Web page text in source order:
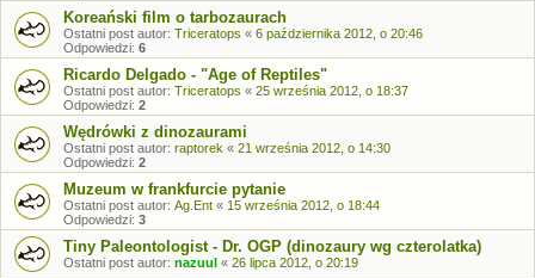
Koreański film o tarbozaurach
Ostatni post autor: Triceratops « 6 października 2012, o 20:46
Odpowiedzi: 6
Ricardo Delgado - "Age of Reptiles"
Ostatni post autor: Triceratops « 25 września 2012, o 18:37
Odpowiedzi: 2
Wędrówki z dinozaurami
Ostatni post autor: raptorek « 21 września 2012, o 14:30
Odpowiedzi: 2
Muzeum w frankfurcie pytanie
Ostatni post autor: Ag.Ent « 15 września 2012, o 18:44
Odpowiedzi: 3
Tiny Paleontologist - Dr. OGP (dinozaury wg czterolatka)
Ostatni post autor: nazuul « 26 lipca 2012, o 20:19